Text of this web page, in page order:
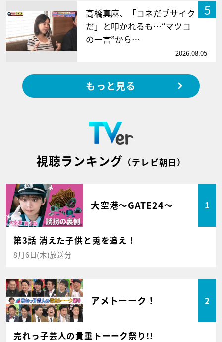
5
高橋真麻、「コネだブサイク
だ」と叩かれるも…“マツコ
の一言”から…
2026.08.05
もっと見る
視聴ランキング （テレビ朝日）
大空港～GATE24～ 1
第3話 消えた子供と兎を追え！
8月6日(木)放送分
アメトーーク！ 2
売れっ子芸人の貴重トーーク祭り!!